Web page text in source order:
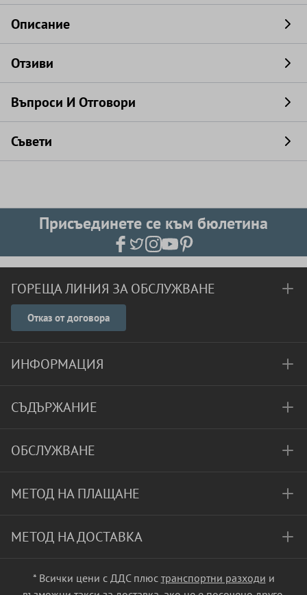
Описание
Отзиви
Въпроси И Отговори
Съвети
Присъединете се към бюлетина
ГОРЕЩА ЛИНИЯ ЗА ОБСЛУЖВАНЕ
Отказ от договора
ИНФОРМАЦИЯ
СЪДЪРЖАНИЕ
ОБСЛУЖВАНЕ
МЕТОД НА ПЛАЩАНЕ
МЕТОД НА ДОСТАВКА
* Всички цени с ДДС плюс транспортни разходи и